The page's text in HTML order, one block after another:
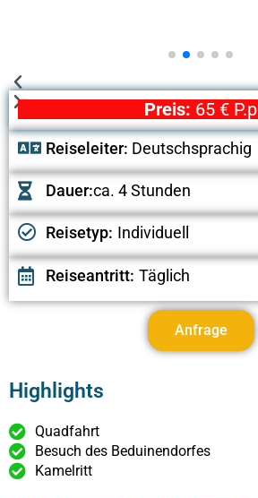
Preis: 65 € P.p
Reiseleiter: Deutschsprachig
Dauer:ca. 4 Stunden
Reisetyp: Individuell
Reiseantritt: Täglich
Anfrage
Highlights
Quadfahrt
Besuch des Beduinendorfes
Kamelritt